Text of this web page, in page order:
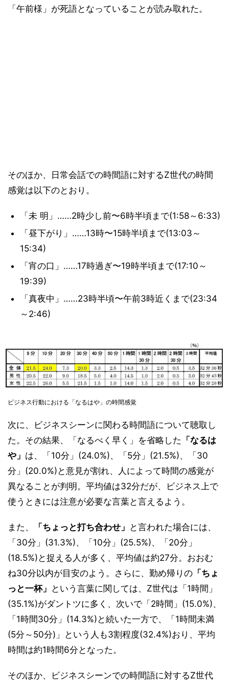
「午前様」が死語となっていることが読み取れた。
そのほか、日常会話での時間語に対するZ世代の時間
感覚は以下のとおり。
「未 明」……2時少し前〜6時半頃まで(1:58～6:33)
「昼下がり」……13時〜15時半頃まで(13:03～
15:34)
「宵の口」……17時過ぎ〜19時半頃まで(17:10～
19:39)
「真夜中」……23時半頃〜午前3時近くまで(23:34
～2:46)
ビジネス行動における「なるはや」の時間感覚
次に、ビジネスシーンに関わる時間語について聴取し
た。その結果、「なるべく早く」を省略した 「なるは
や」 は、「10分」(24.0%)、「5分」(21.5%)、「30
分」(20.0%)と意見が割れ、人によって時間の感覚が
異なることが判明。平均値は32分だが、ビジネス上で
使うときには注意が必要な言葉と言えるよう。
また、 「ちょっと打ち合わせ」 と言われた場合には、
「30分」(31.3%)、「10分」(25.5%)、「20分」
(18.5%)と捉える人が多く、平均値は約27分。おおむ
ね30分以内が目安のよう。さらに、勤め帰りの 「ちょ
っと一杯」 という言葉に関しては、Z世代は「1時間」
(35.1%)がダントツに多く、次いで「2時間」(15.0%)、
「1時間30分」(14.3%)と続いた一方で、「1時間未満
(5分～50分)」という人も3割程度(32.4%)おり、平均
時間は約1時間6分となった。
そのほか、ビジネスシーンでの時間語に対するZ世代